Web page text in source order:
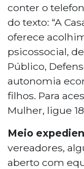
conter o
do texto: “A
oferece
psicossocial,
Público,
autonomia
filhos. Para
Mulher, ligue
Meio
vereadores,
aberto com